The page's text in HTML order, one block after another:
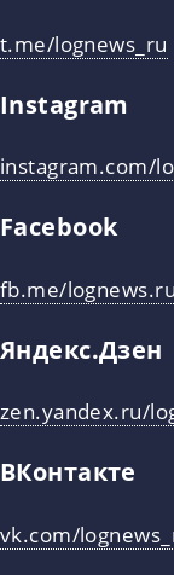
t.me/lognews_ru
Instagram
instagram.com/
Facebook
fb.me/lognews.ru
Яндекс.Дзен
zen.yandex.ru/
ВКонтакте
vk.com/